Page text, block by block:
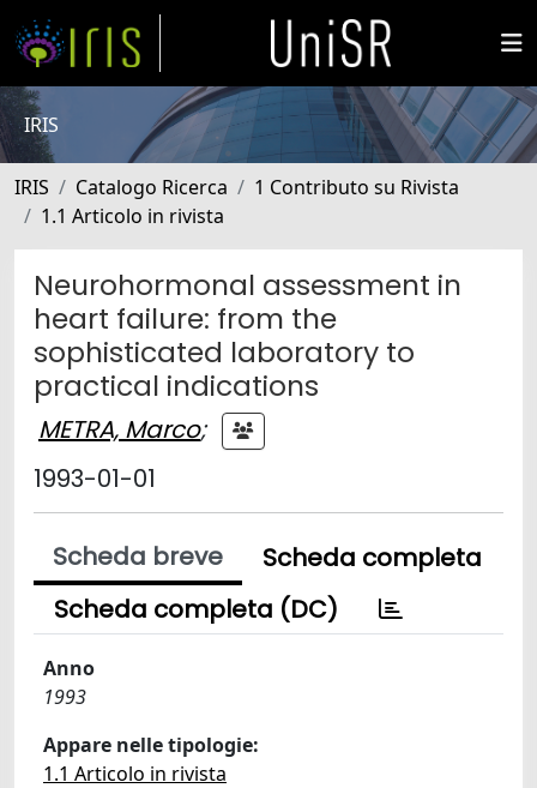
IRIS
IRIS Catalogo Ricerca
1 Contributo su Rivista
1.1 Articolo in rivista
Neurohormonal assessment in
heart failure: from the
sophisticated laboratory to
practical indications
METRA, Marco;
1993-01-01
Scheda breve
Scheda completa
Scheda completa (DC)
Anno
1993
Appare nelle tipologie:
1.1 Articolo in rivista